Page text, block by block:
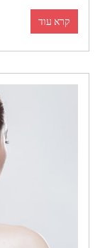
קרא עוד